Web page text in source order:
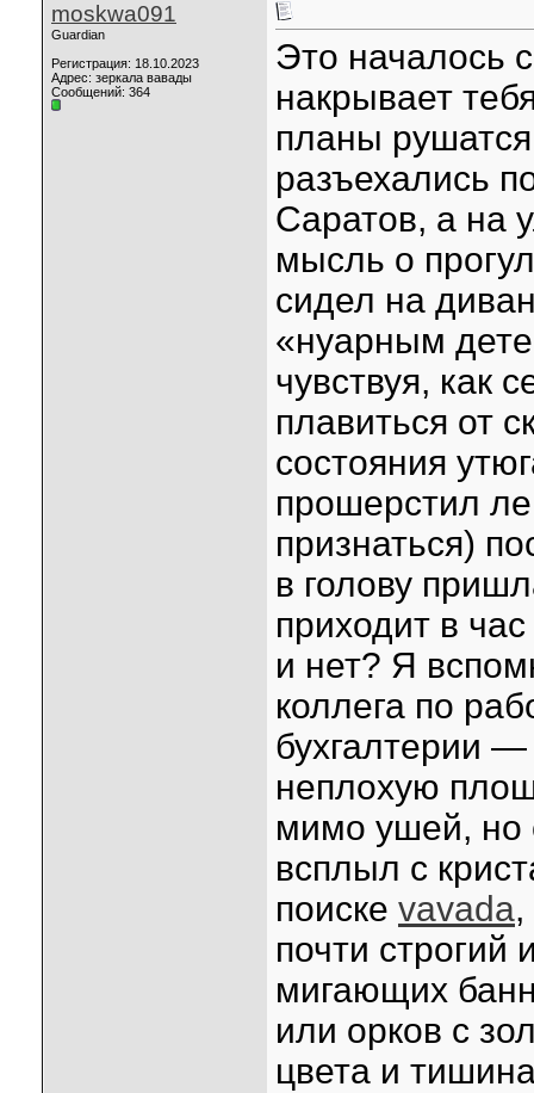
moskwa091
Guardian
Регистрация: 18.10.2023
Адрес: зеркала вавады
Сообщений: 364
Это началось
накрывает
планы
разъехались
Саратов, а на
мысль о
сидел на
«нуарным
чувствуя, как
плавиться от
состояния
прошерстил
признаться)
в голову
приходит в
и нет? Я
коллега по
бухгалтерии
неплохую
мимо ушей, но
всплыл с
поиске vavada
почти
мигающих
или орков с
цвета и